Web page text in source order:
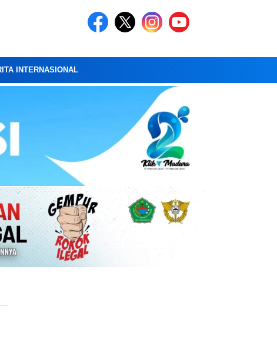
INTERNASIONAL